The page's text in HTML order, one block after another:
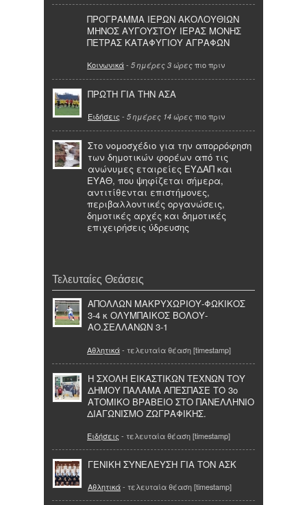
ΠΡΟΓΡΑΜΜΑ ΙΕΡΩΝ ΑΚΟΛΟΥΘΙΩΝ
ΜΗΝΟΣ ΑΥΓΟΥΣΤΟΥ ΙΕΡΑΣ ΜΟΝΗΣ
ΠΕΤΡΑΣ ΚΑΤΑΦΥΓΙΟΥ ΑΓΡΑΦΩΝ
Κοινωνικά- 5 ημέρες 3 ώρες πιο πριν
ΠΡΩΤΗ ΓΙΑ ΤΗΝ ΑΣΑ
Ειδήσεις - 5 ημέρες 14 ώρες πιο πριν
Στο νομοσχέδιο για την απορρόφηση
των δημοτικών φορέων από τις
ανώνυμες εταιρείες ΕΥΔΑΠ και
ΕΥΑΘ, που ψηφίζεται σήμερα,
αντιτίθενται επιστήμονες,
περιβαλλοντικές οργανώσεις,
δημοτικές αρχές και δημοτικές
επιχειρήσεις ύδρευσης
Τελευταίες Θεάσεις
ΑΠΟΛΛΩΝ ΜΑΚΡΥΧΩΡΙΟΥ-ΦΩΚΙΚΟΣ
3-4 κ ΟΛΥΜΠΑΙΚΟΣ ΒΟΛΟΥ-
ΑΟ.ΣΕΛΛΑΝΩΝ 3-1
Αθλητικά- τελευταία θέαση [timestamp]
Η ΣΧΟΛΗ ΕΙΚΑΣΤΙΚΩΝ ΤΕΧΝΩΝ ΤΟΥ
ΔΗΜΟΥ ΠΑΛΑΜΑ ΑΠΕΣΠΑΣΕ ΤΟ 3o
ΑΤΟΜΙΚΟ ΒΡΑΒΕΙΟ ΣΤΟ ΠΑΝΕΛΛΗΝΙΟ
ΔΙΑΓΩΝΙΣΜΟ ΖΩΓΡΑΦΙΚΗΣ.
Ειδήσεις - τελευταία θέαση [timestamp]
ΓΕΝΙΚΗ ΣΥΝΕΛΕΥΣΗ ΓΙΑ ΤΟΝ ΑΣΚ
Αθλητικά- τελευταία θέαση [timestamp]